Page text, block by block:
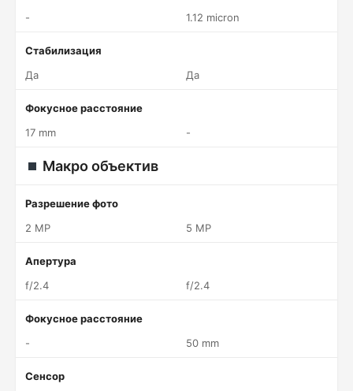
-
1.12 micron
Стабилизация
Да
Да
Фокусное расстояние
17 mm
-
Макро объектив
Разрешение фото
2 MP
5 MP
Апертура
f/2.4
f/2.4
Фокусное расстояние
-
50 mm
Сенсор